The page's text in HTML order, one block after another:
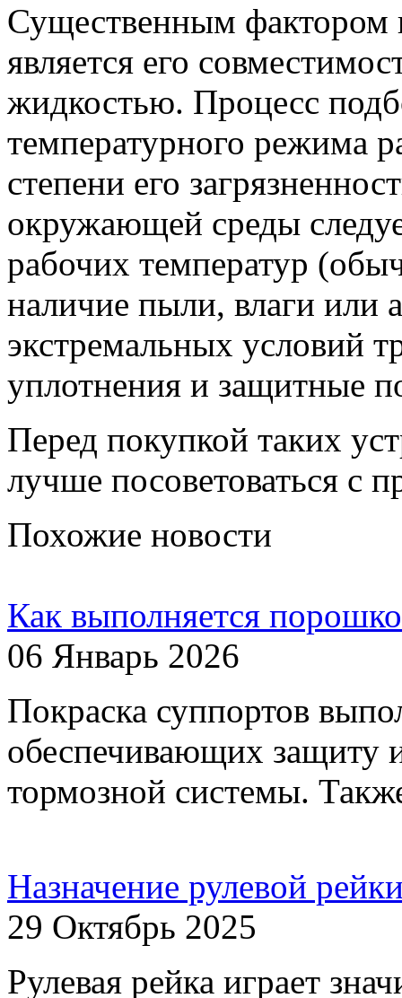
Существенным фактором
является его
жидкостью. Процесс
температурного режима
степени его
окружающей среды
рабочих температур
наличие пыли, влаги или
экстремальных условий
уплотнения и защитные
Перед покупкой таких
лучше посоветоваться с
Похожие новости
Как выполняется
06 Январь 2026
Покраска суппортов
обеспечивающих защиту
тормозной системы.
Назначение рулевой
29 Октябрь 2025
Рулевая рейка играет